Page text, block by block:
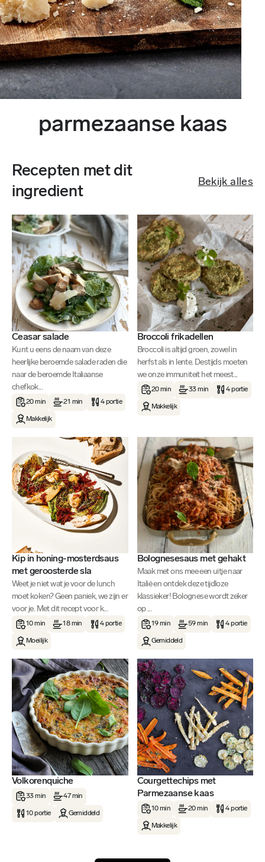
parmezaanse kaas
Recepten met dit
ingredient
Bekijk alles
Ceasar salade
Kunt u eens de naam van deze
heerlijke beroemde salade raden die
naar de beroemde Italiaanse
chefkok...
20 min 21 min 4 portie
Makkelijk
Broccoli frikadellen
Broccoli is altijd groen, zowel in
herfst als in lente. Destijds moeten
we onze immuniteit het meest...
20 min 33 min 4 portie
Makkelijk
Kip in honing-mosterdsaus
met geroosterde sla
Weet je niet wat je voor de lunch
moet koken? Geen paniek, we zijn er
voor je. Met dit recept voor k...
10 min 18 min 4 portie
Moeilijk
Bolognesesaus met gehakt
Maak met ons mee een uitje naar
Italië en ontdek deze tijdloze
klassieker! Bolognese wordt zeker
op ...
19 min 59 min 4 portie
Gemiddeld
Volkorenquiche
33 min 47 min
10 portie Gemiddeld
Courgettechips met
Parmezaanse kaas
10 min 20 min 4 portie
Makkelijk